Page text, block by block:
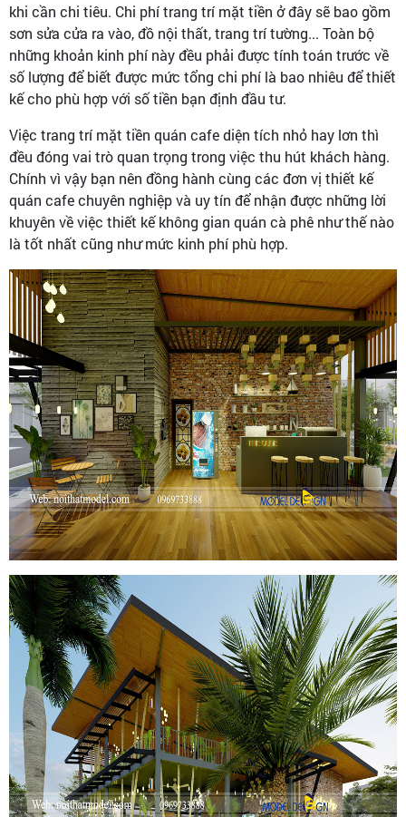
khi cần chi tiêu. Chi phí trang trí mặt tiền ở đây sẽ bao gồm
sơn sửa cửa ra vào, đồ nội thất, trang trí tường... Toàn bộ
những khoản kinh phí này đều phải được tính toán trước về
số lượng để biết được mức tổng chi phí là bao nhiêu để thiết
kế cho phù hợp với số tiền bạn định đầu tư.
Việc trang trí mặt tiền quán cafe diện tích nhỏ hay lơn thì
đều đóng vai trò quan trọng trong việc thu hút khách hàng.
Chính vì vậy bạn nên đồng hành cùng các đơn vị thiết kế
quán cafe chuyên nghiệp và uy tín để nhận được những lời
khuyên về việc thiết kế không gian quán cà phê như thế nào
là tốt nhất cũng như mức kinh phí phù hợp.